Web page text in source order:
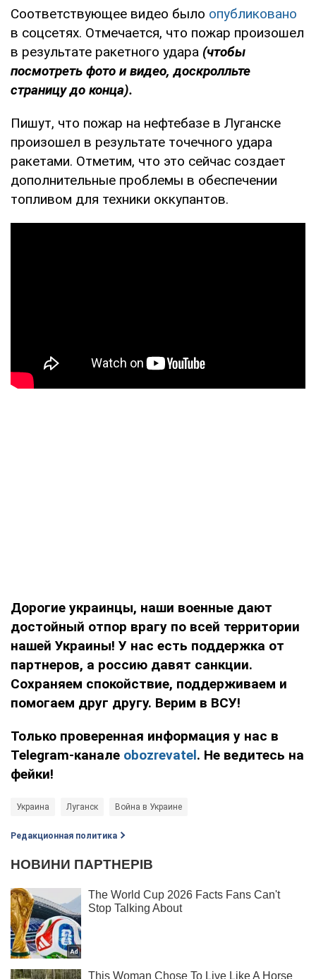
Соответствующее видео было опубликовано
в соцсетях. Отмечается, что пожар произошел
в результате ракетного удара (чтобы
посмотреть фото и видео, доскролльте
страницу до конца).
Пишут, что пожар на нефтебазе в Луганске
произошел в результате точечного удара
ракетами. Отметим, что это сейчас создает
дополнительные проблемы в обеспечении
топливом для техники оккупантов.
Дорогие украинцы, наши военные дают
достойный отпор врагу по всей территории
нашей Украины! У нас есть поддержка от
партнеров, а россию давят санкции.
Сохраняем спокойствие, поддерживаем и
помогаем друг другу. Верим в ВСУ!
Только проверенная информация у нас в
Telegram-канале obozrevatel. Не ведитесь на
фейки!
Украина Луганск Война в Украине
Редакционная политика